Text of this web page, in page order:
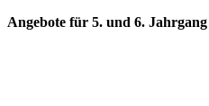
Angebote für 5. und 6. Jahrgang